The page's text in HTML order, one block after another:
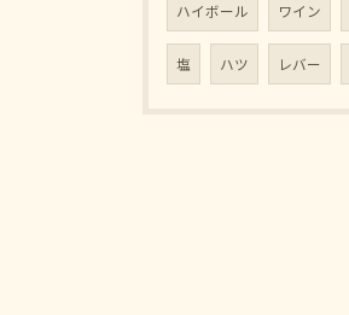
ハイボール ワイン
塩 ハツ レバー